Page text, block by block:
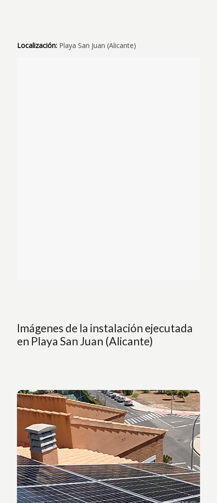
Localización: Playa San Juan (Alicante)
Imágenes de la instalación ejecutada
en Playa San Juan (Alicante)
Vista de los paneles solares instalados en el techo
de la vivienda.